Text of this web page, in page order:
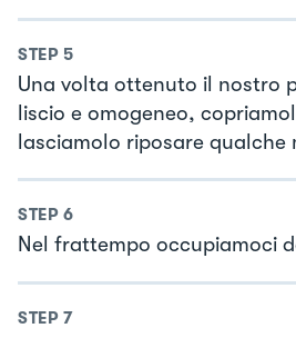
STEP 5
Una volta ottenuto il nostro
liscio e omogeneo,
lasciamolo riposare qualche
STEP 6
Nel frattempo occupiamoci
STEP 7